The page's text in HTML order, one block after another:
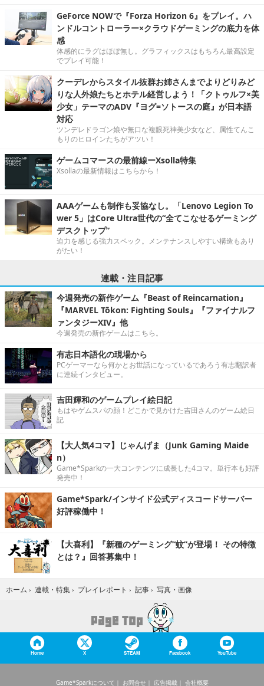
GeForce NOWで『Forza Horizon 6』をプレイ。ハ
ンドルコントローラー×クラウドゲーミングの底力を体
感
体感的にラグはほぼ無し。グラフィックスはもちろん最高設定
でプレイ可能！
クーデレからスタイル抜群お姉さんまでよりどりみど
りな人外娘たちとホテル経営しよう！「クトゥルフ×美
少女」テーマのADV『ヨグ=ソトースの庭』が日本語
対応
ツンデレドラゴン娘や無口な複眼死神美少女など、属性てんこ
もりのヒロインたちがアツい！
ゲームコマースの最前線ーXsolla特集
Xsollaの最新情報はこちらから！
AAAゲームも制作も妥協なし。「Lenovo Legion To
wer 5」はCore Ultra世代の“全てこなせるゲーミング
デスクトップ”
迫力を感じる強力スペック。メンテナンスしやすい構造もあり
がたい！
連載・注目記事
今週発売の新作ゲーム『Beast of Reincarnation』
『MARVEL Tōkon: Fighting Souls』『ファイナルフ
ァンタジーXIV』他
今週発売の新作ゲームはこちら。
有志日本語化の現場から
PCゲーマーなら何かとお世話になっているであろう有志翻訳者
に連続インタビュー。
吉田輝和のゲームプレイ絵日記
もはやゲムスパの顔！どこかで見かけた吉田さんのゲーム絵日
記
【大人気4コマ】じゃんげま（Junk Gaming Maide
n）
Game*Sparkの一大コンテンツに成長した4コマ。単行本も好評
発売中！
Game*Spark/インサイド公式ディスコードサーバー
好評稼働中！
【大喜利】『新種のゲーミング“蚊”が登場！ その特徴
とは？』回答募集中！
ホーム › 連載・特集 › プレイレポート › 記事 › 写真・画像
Home X STEAM Facebook YouTube
Game*Sparkについて お問合せ 広告掲載 会社概要